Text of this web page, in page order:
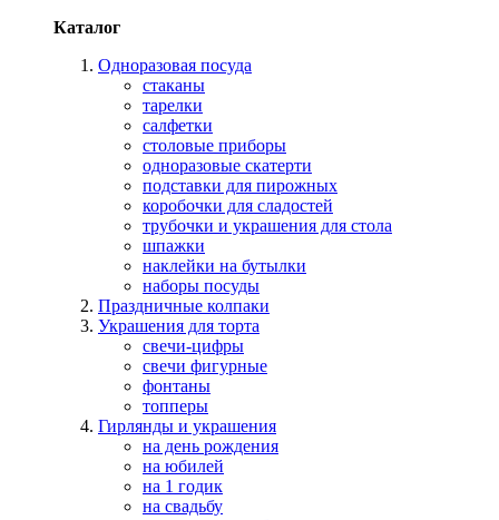
Каталог
Одноразовая посуда
стаканы
тарелки
салфетки
столовые приборы
одноразовые скатерти
подставки для пирожных
коробочки для сладостей
трубочки и украшения для стола
шпажки
наклейки на бутылки
наборы посуды
Праздничные колпаки
Украшения для торта
свечи-цифры
свечи фигурные
фонтаны
топперы
Гирлянды и украшения
на день рождения
на юбилей
на 1 годик
на свадьбу